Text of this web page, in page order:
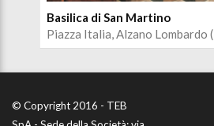
Basilica di San Martino
Piazza Italia, Alzano Lombardo
© Copyright 2016 - TEB